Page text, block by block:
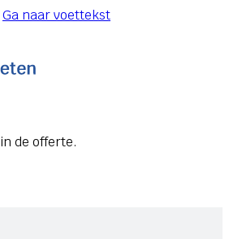
Ga naar voettekst